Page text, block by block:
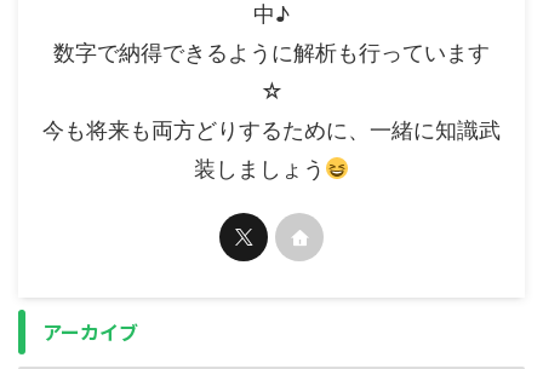
中♪
数字で納得できるように解析も行っています
☆
今も将来も両方どりするために、一緒に知識武
装しましょう
アーカイブ